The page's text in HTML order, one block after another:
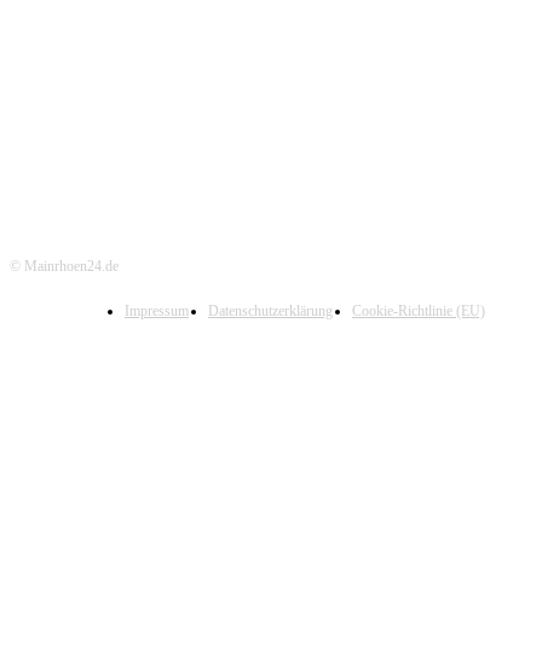
© Mainrhoen24.de
Impressum Datenschutzerklärung Cookie-Richtlinie (EU)